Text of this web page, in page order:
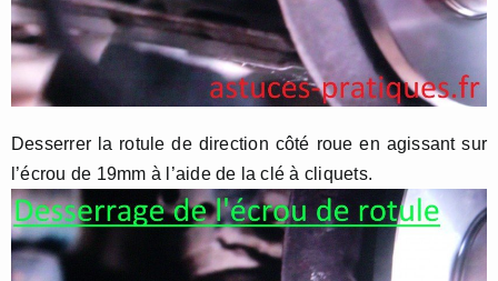
Desserrer la rotule de direction côté roue en agissant sur
l’écrou de 19mm à l’aide de la clé à cliquets.